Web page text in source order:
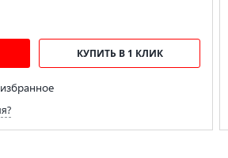
КУПИТЬ В 1 КЛИК